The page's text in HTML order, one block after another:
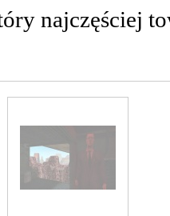
najczęściej